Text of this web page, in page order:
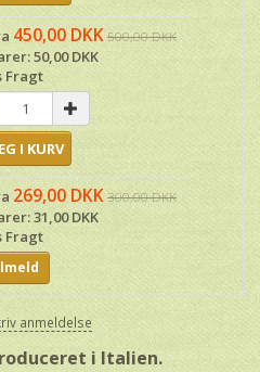
450,00 DKK500,00 DKK
50,00 DKK
Fragt
I KURV
269,00 DKK300,00 DKK
31,00 DKK
Fragt
anmeldelse
i Italien.